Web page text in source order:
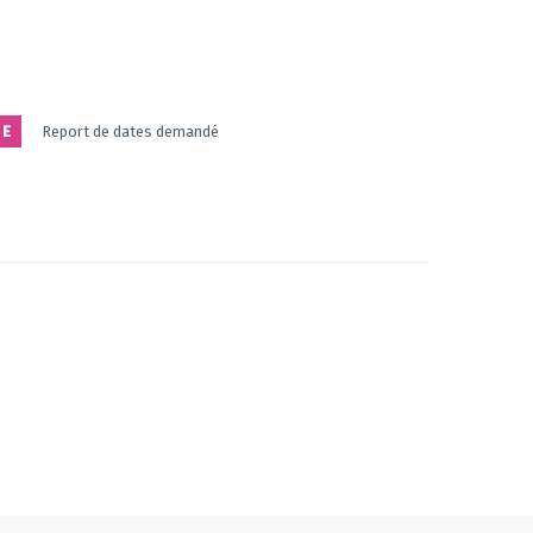
E Report de dates demandé